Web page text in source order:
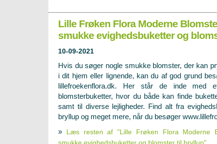
Lille Frøken Flora Moderne
smukke evighedsbuketter og
10-09-2021
Hvis du søger nogle smukke blomster, der kan
i dit hjem eller lignende, kan du af god grund
lillefroekenflora.dk. Her står de inde med
blomsterbuketter, hvor du både kan finde
samt til diverse lejligheder. Find alt fra
bryllup og meget mere, når du besøger
»
Læs resten af "Lille Frøken Flora Moderne